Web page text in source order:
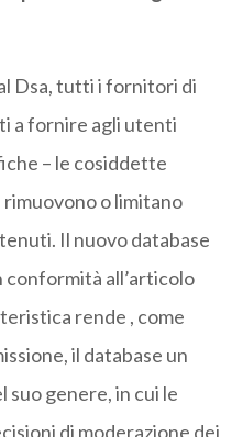
Dsa, tutti i fornitori di
a fornire agli utenti
– le cosiddette
o limitano
Il nuovo database
conformità all’articolo
rende , come
il database un
suo genere, in cui le
di moderazione dei